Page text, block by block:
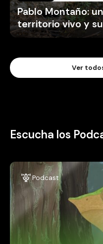
Pablo Montaño:
territorio vivo y
Ver
Escucha los
Podcast